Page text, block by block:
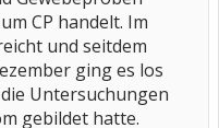
CP handelt. Im
und seitdem
ging es los
Untersuchungen
gebildet hatte.